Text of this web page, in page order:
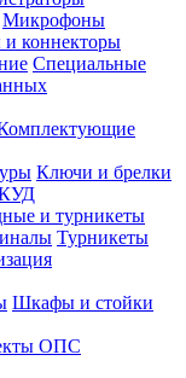
Микрофоны
и коннекторы
Специальные
Ключи и брелки
и турникеты
Турникеты
Шкафы и стойки
ОПС